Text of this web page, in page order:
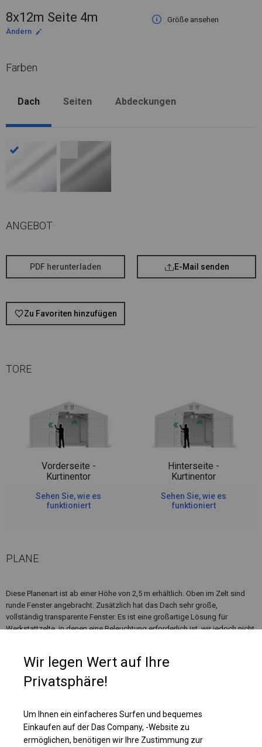
8x12m Seite 4m
Größe ansehen
Ändern
Farben
Dach Seiten Abdeckungen
ANGEBOT
PDF herunterladen E-Mail senden
Zu Favoriten hinzufügen
TORE
Vorderseite -
Kurtinentor
Sehen Sie, wie es
funktioniert
Hinterseite -
Kurtinentor
Sehen Sie, wie es
funktioniert
PLANE
Diese Planenart ist ab einer Höhe von 2,5 m erhältlich. Oben im Zelt sind
runde Fenster angebracht. Zusätzlich hat das Dach sehr große,
vollständig transparente Fenster. Es ist eine großartige Lösung für
Werkstattzelte, in denen eine Beleuchtung erforderlich ist, wir jedoch nicht
Einzelheiten ansehen
Plane ändern
Wir legen Wert auf Ihre
Privatsphäre!
Um Ihnen ein einfacheres Surfen und bequemes
Einkaufen auf der Das Company, -Website zu
ermöglichen, benötigen wir Ihre Zustimmung zur